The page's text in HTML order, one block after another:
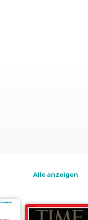
Alle anzeigen